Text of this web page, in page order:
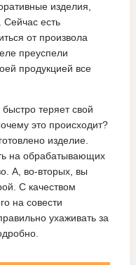
изделия,
Сейчас есть
от произвола
преуспели
продукцией все
теряет свой
это происходит?
изделие.
на обрабатывающих
А, во-вторых, вы
С качеством
на совести
ухаживать за